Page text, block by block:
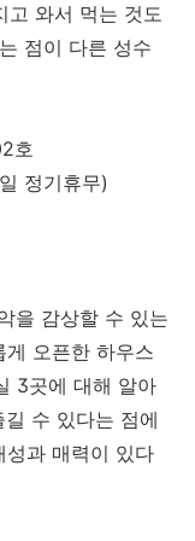
고 와서 먹는 것도
점이 다른 성수
호
정기휴무)
을 감상할 수 있는
오픈한 하우스
3곳에 대해 알아
수 있다는 점에
성과 매력이 있다